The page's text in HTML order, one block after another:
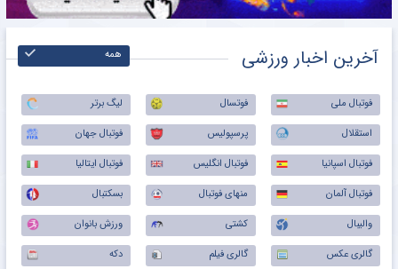
آخرین اخبار ورزشی همه
فوتبال ملی فوتسال
لیگ برتر
استقلال
پرسپولیس
فوتبال جهان
فوتبال اسپانیا
فوتبال انگلیس
فوتبال ایتالیا
فوتبال آلمان
منهای فوتبال
بسکتبال
والیبال
کشتی
ورزش بانوان
گالری عکس
گالری فیلم دکه